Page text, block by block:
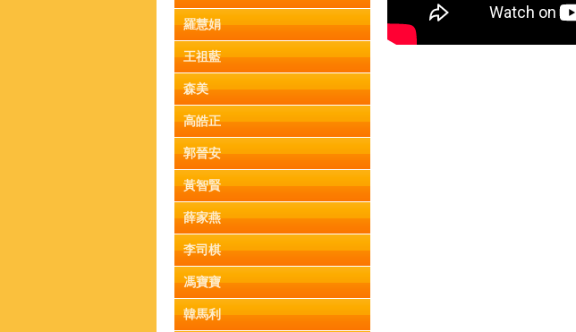
羅慧娟
王祖藍
森美
高皓正
郭晉安
黃智賢
薛家燕
李司棋
馮寶寶
韓馬利